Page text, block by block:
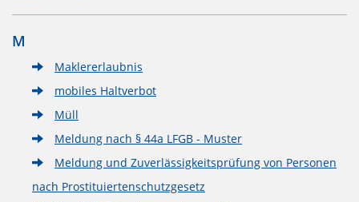
M
Maklererlaubnis
mobiles Haltverbot
Müll
Meldung nach § 44a LFGB - Muster
Meldung und Zuverlässigkeitsprüfung von Personen
nach Prostituiertenschutzgesetz